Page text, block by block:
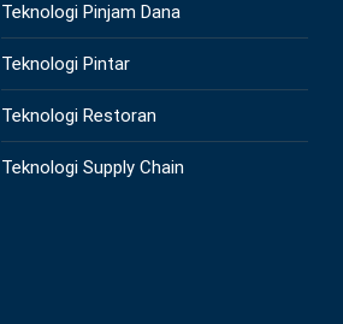
Teknologi Pinjam Dana
Teknologi Pintar
Teknologi Restoran
Teknologi Supply Chain